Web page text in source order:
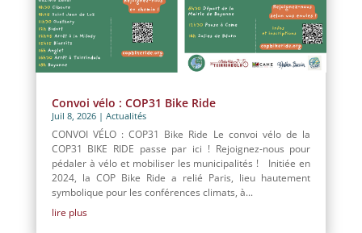
Convoi vélo : COP31 Bike Ride
Juil 8, 2026| Actualités
CONVOI VÉLO : COP31 Bike Ride Le convoi vélo de la
COP31 BIKE RIDE passe par ici ! Rejoignez-nous pour
pédaler à vélo et mobiliser les municipalités ! Initiée en
2024, la COP Bike Ride a relié Paris, lieu hautement
symbolique pour les conférences climats, à...
lire plus